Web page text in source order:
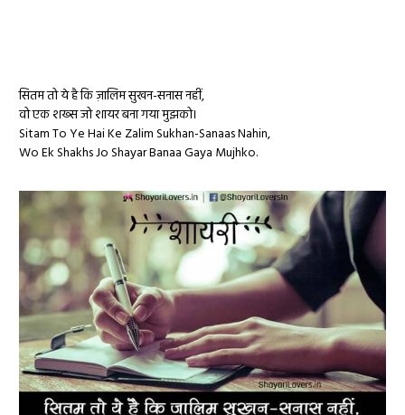
सितम तो ये है कि ज़ालिम सुखन-सनास नहीं,
वो एक शख्स जो शायर बना गया मुझको।
Sitam To Ye Hai Ke Zalim Sukhan-Sanaas Nahin,
Wo Ek Shakhs Jo Shayar Banaa Gaya Mujhko.